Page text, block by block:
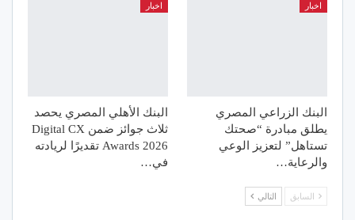
اخبار
البنك الزراعي المصري
يطلق مبادرة “صحتك
تستاهل” لتعزيز الوعي
والرعاية…
اخبار
البنك الأهلي المصري يحصد
ثلاث جوائز ضمن Digital CX
Awards 2026 تقديرًا لريادته
في…
السابق التالي